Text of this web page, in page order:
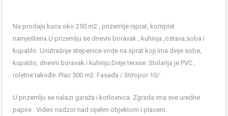
Na prodaju kuca oko 250 m2 , prizemlje isprat, komplet
namještena.U prizemlju se dnevni boravak , kuhinja ,ostava,soba i
kupatilo. Unutrašnje stepenice vode na sprat koji ima dvije sobe,
kupatilo, dnevni boravak i kuhinju.Dvije terase. Stolarija je PVC ,
roletne takođe. Plac 500 m2. Fasada / Stiropor 10/.
U prizemlju se nalazi garaža i kotlovnica. Zgrada ima sve uredne
papire . Video nadzor nad cijelim objektom i placem.